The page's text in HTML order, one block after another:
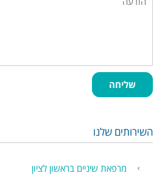
שליחה
השירותים שלנו
מרפאת שיניים בראשון לציון